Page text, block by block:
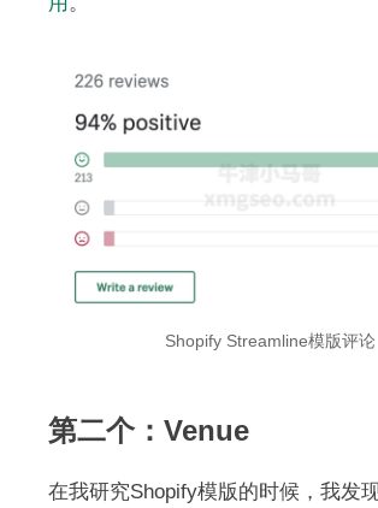
Shopify Streamline模版评论
第二个：Venue
在我研究Shopify模版的时候，我发